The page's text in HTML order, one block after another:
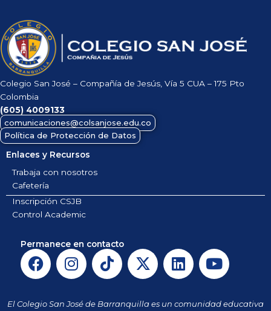
Colegio San José – Compañía de Jesús, Vía 5 CUA – 175 Pto
Colombia
(605) 4009133
comunicaciones@colsanjose.edu.co
Política de Protección de Datos
Enlaces y Recursos
Trabaja con nosotros
Cafetería
Inscripción CSJB
Control Academic
Permanece en contacto
F
a
e
I
n
t
T
i
t
X
-
w
L
i
k
Y
o
t
El Colegio San José de Barranquilla es un comunidad educativa